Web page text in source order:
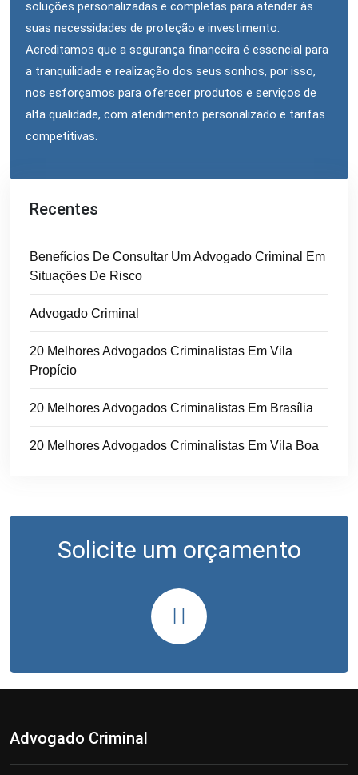
soluções personalizadas e completas para atender às
suas necessidades de proteção e investimento.
Acreditamos que a segurança financeira é essencial para
a tranquilidade e realização dos seus sonhos, por isso,
nos esforçamos para oferecer produtos e serviços de
alta qualidade, com atendimento personalizado e tarifas
competitivas.
Recentes
Benefícios De Consultar Um Advogado Criminal Em
Situações De Risco
Advogado Criminal
20 Melhores Advogados Criminalistas Em Vila
Propício
20 Melhores Advogados Criminalistas Em Brasília
20 Melhores Advogados Criminalistas Em Vila Boa
Solicite um orçamento
Advogado Criminal